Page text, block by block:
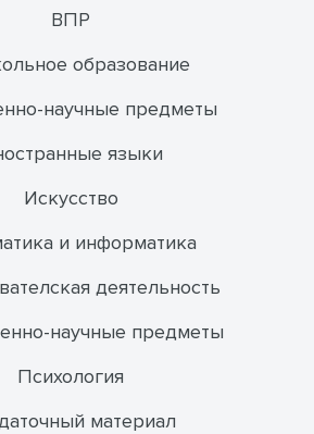
ВПР
образование
научные предметы
языки
Искусство
и информатика
деятельность
научные предметы
Психология
материал